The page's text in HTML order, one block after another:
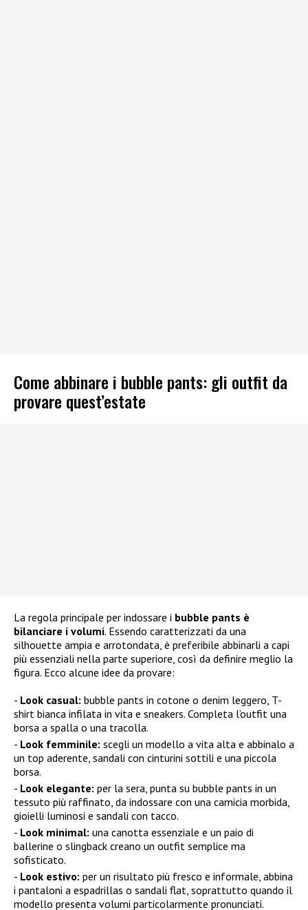
Come abbinare i bubble pants: gli outfit da
provare quest’estate
La regola principale per indossare i bubble pants è
bilanciare i volumi. Essendo caratterizzati da una
silhouette ampia e arrotondata, è preferibile abbinarli a capi
più essenziali nella parte superiore, così da definire meglio la
figura. Ecco alcune idee da provare:
Look casual: bubble pants in cotone o denim leggero, T-
shirt bianca infilata in vita e sneakers. Completa l’outfit una
borsa a spalla o una tracolla.
Look femminile: scegli un modello a vita alta e abbinalo a
un top aderente, sandali con cinturini sottili e una piccola
borsa.
Look elegante: per la sera, punta su bubble pants in un
tessuto più raffinato, da indossare con una camicia morbida,
gioielli luminosi e sandali con tacco.
Look minimal: una canotta essenziale e un paio di
ballerine o slingback creano un outfit semplice ma
sofisticato.
Look estivo: per un risultato più fresco e informale, abbina
i pantaloni a espadrillas o sandali flat, soprattutto quando il
modello presenta volumi particolarmente pronunciati.